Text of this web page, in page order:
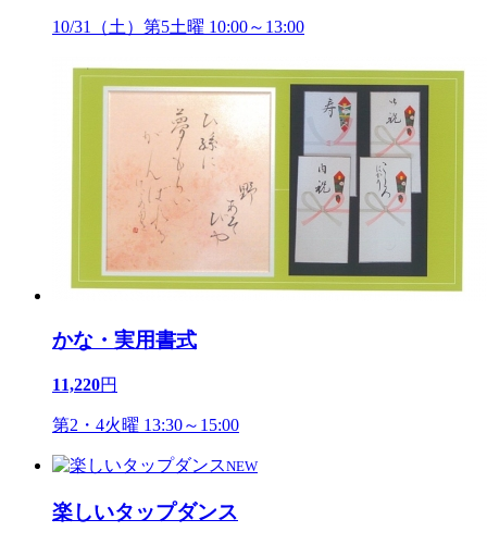
10/31（土）第5土曜 10:00～13:00
かな・実用書式
11,220円
第2・4火曜 13:30～15:00
NEW
楽しいタップダンス